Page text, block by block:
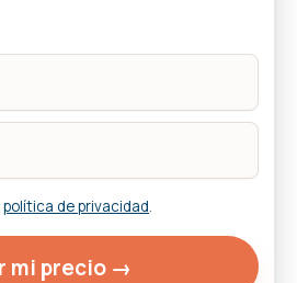
política de privacidad.
mi precio →